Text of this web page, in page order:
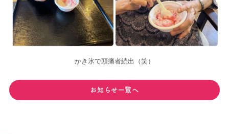
かき氷で頭痛者続出（笑）
お知らせ一覧へ